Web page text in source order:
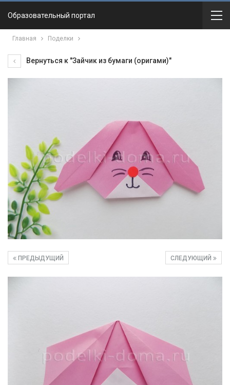
Образовательный портал
Главная Поделки
Вернуться к "Зайчик из бумаги (оригами)"
СЛЕДУЮЩИЙ
ПРЕДЫДУЩИЙ